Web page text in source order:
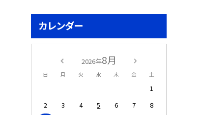
カレンダー
2026年8月
日 月 火 水 木 金 土
1
2
3 4 5 6 7
8